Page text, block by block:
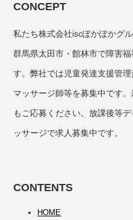
CONCEPT
私たち株式会社iscぽかぽかグ
群馬県太田市・館林市で障害
す。弊社では児童発達支援管
マッサージ師等を募集中です
もご応募ください。放課後等
ッサージで求人募集中です。
CONTENTS
HOME